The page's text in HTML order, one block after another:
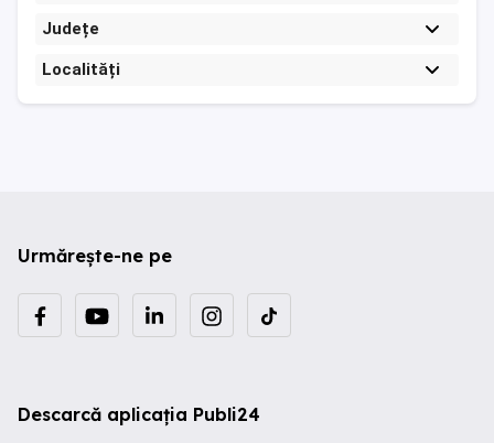
Județe
Localități
Urmărește-ne pe
Descarcă aplicația Publi24